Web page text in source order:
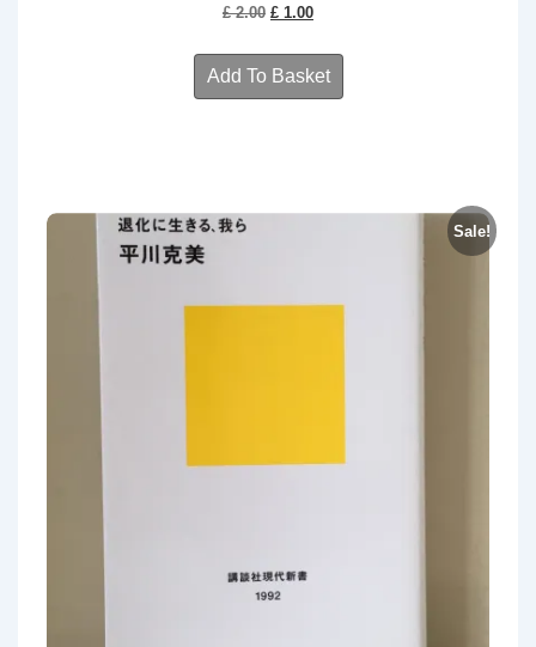
£2.00 Original
was:
£ 2.00.
£ 1.00Current
is:
£ 1.00.
Add To Basket
Sale!